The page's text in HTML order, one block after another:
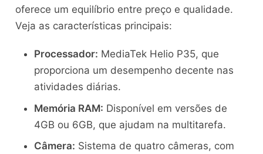
oferece um equilíbrio entre preço e qualidade.
Veja as características principais:
Processador: MediaTek Helio P35, que
proporciona um desempenho decente nas
atividades diárias.
Memória RAM: Disponível em versões de
4GB ou 6GB, que ajudam na multitarefa.
Câmera: Sistema de quatro câmeras, com